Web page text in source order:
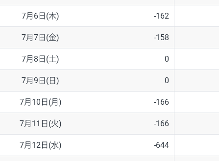
EUR/CHF 111円
GBP/CHF 220円
USD/CHF 160円
※2026/6/30の当社のスワップポイントおよび、同日の為替レートに
※取引証拠金は同日の当社為替レート（ニューヨーククローズ・MIDレ
※ハンガリーフォリント/円と南アフリカランド/円とメキシコペソ/
7月6日(木) -162
7月7日(金) -158
7月8日(土) 0
7月9日(日) 0
7月10日(月) -166
7月11日(火) -166
7月12日(水) -644